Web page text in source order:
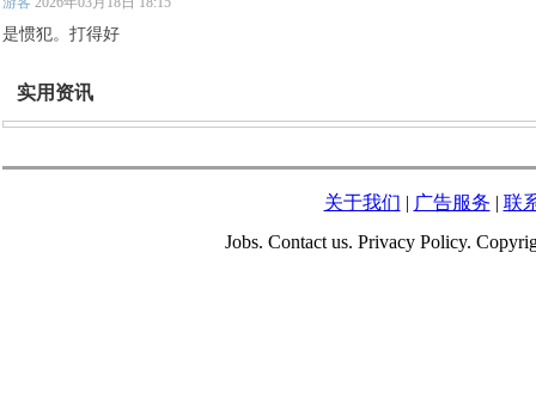
是惯犯。打得好
实用资讯
关于我们 | 广告服务 | 联
Jobs. Contact us. Privacy Policy.